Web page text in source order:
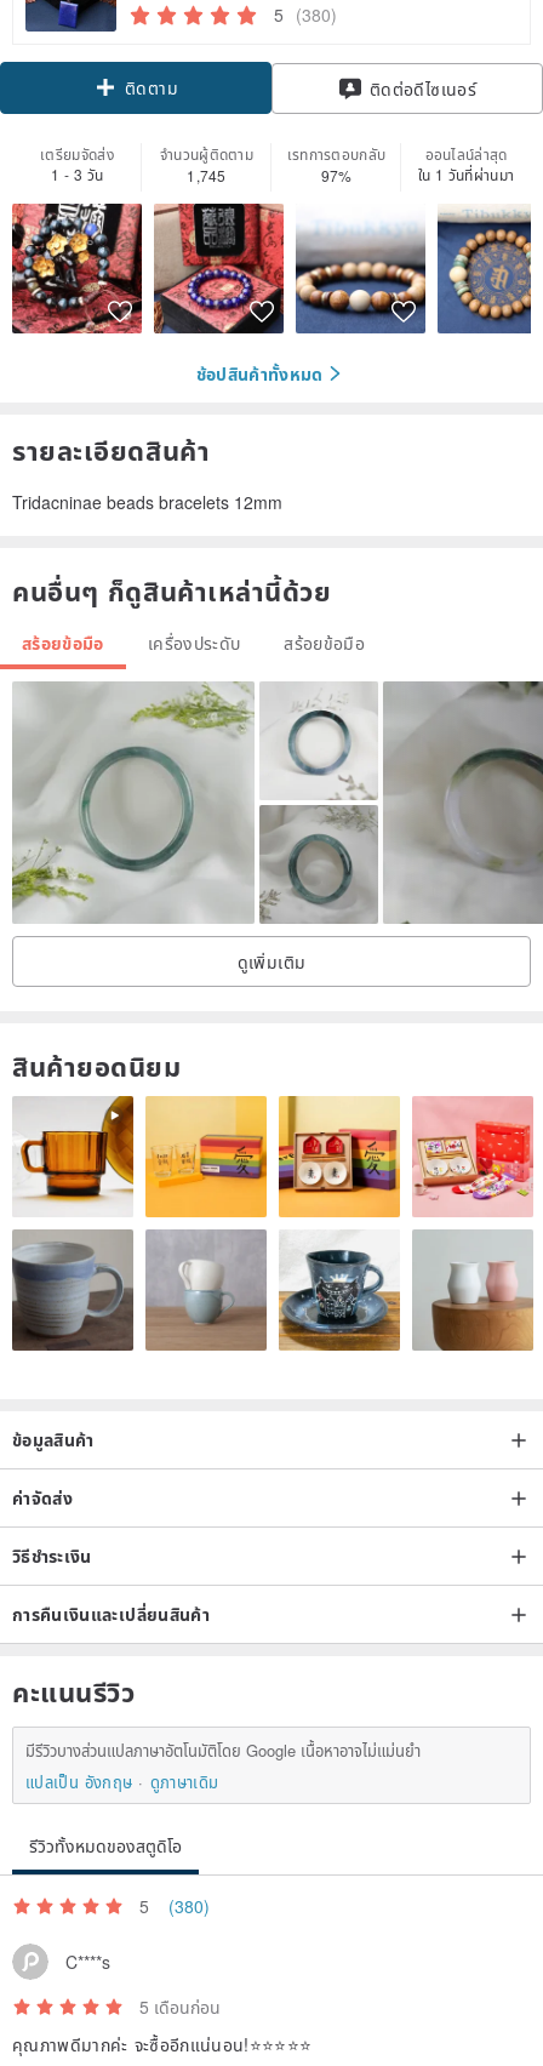
5 (380)
ติดตาม ติดต่อดีไซเนอร์
เตรียมจัดส่ง
1 - 3 วัน
จำนวนผู้ติดตาม
1,745
เรทการตอบกลับ
97%
ออนไลน์ล่าสุด
ใน 1 วันที่ผ่านมา
ช้อปสินค้าทั้งหมด
รายละเอียดสินค้า
Tridacninae beads bracelets 12mm
คนอื่นๆ ก็ดูสินค้าเหล่านี้ด้วย
สร้อยข้อมือ เครื่องประดับ สร้อยข้อมือ
ดูเพิ่มเติม
สินค้ายอดนิยม
ข้อมูลสินค้า
ค่าจัดส่ง
วิธีชำระเงิน
การคืนเงินและเปลี่ยนสินค้า
คะแนนรีวิว
มีรีวิวบางส่วนแปลภาษาอัตโนมัติโดย Google เนื้อหาอาจไม่แม่นยำ
แปลเป็น อังกฤษ
ดูภาษาเดิม
รีวิวทั้งหมดของสตูดิโอ
5 (380)
C****s
5 เดือนก่อน
คุณภาพดีมากค่ะ จะซื้ออีกแน่นอน!⭐️⭐️⭐️⭐️⭐️